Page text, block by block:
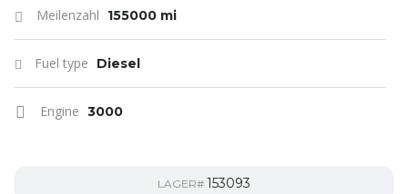
Meilenzahl 155000 mi
Fuel type Diesel
Engine 3000
LAGER# 153093